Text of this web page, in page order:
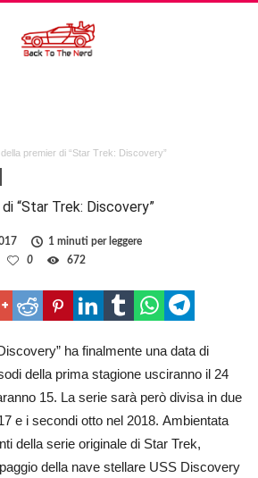
premier di “Star Trek: Discovery”
“Star Trek: Discovery”
1 minuti per leggere
0 672
ha finalmente una data di
della prima stagione usciranno il 24
15. La serie sarà però divisa in due
e i secondi otto nel 2018. Ambientata
della serie originale di Star Trek,
della nave stellare USS Discovery